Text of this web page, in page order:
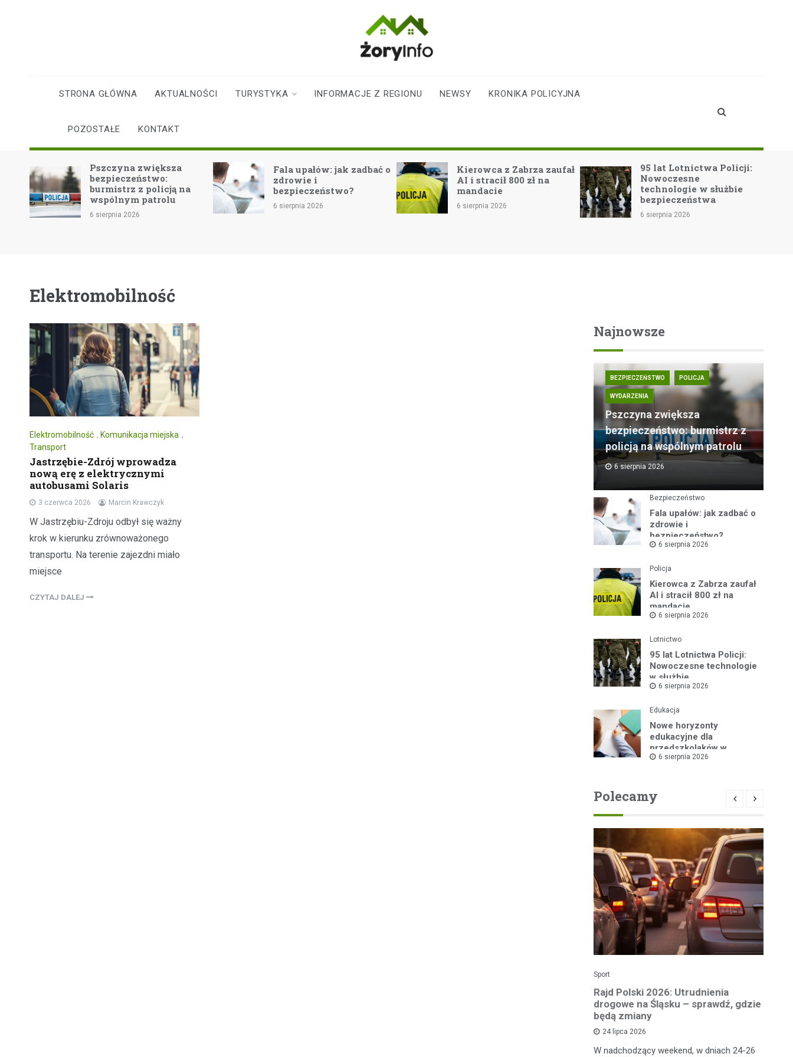
mieszkańców
Żor
STRONA GŁÓWNA AKTUALNOŚCI TURYSTYKA INFORMACJE Z REGIONU NEWSY KRONIKA POLICYJNA
POZOSTAŁE KONTAKT
Pszczyna zwiększa
bezpieczeństwo:
burmistrz z policją na
wspólnym patrolu
6 sierpnia 2026
Fala upałów: jak zadbać o
zdrowie i
bezpieczeństwo?
6 sierpnia 2026
Kierowca z Zabrza zaufał
AI i stracił 800 zł na
mandacie
6 sierpnia 2026
95 lat Lotnictwa Policji:
Nowoczesne
technologie w służbie
bezpieczeństwa
6 sierpnia 2026
Elektromobilność
Elektromobilność , Komunikacja miejska ,
Transport
Jastrzębie-Zdrój wprowadza
nową erę z elektrycznymi
autobusami Solaris
3 czerwca 2026 Marcin Krawczyk
W Jastrzębiu-Zdroju odbył się ważny
krok w kierunku zrównoważonego
transportu. Na terenie zajezdni miało
miejsce
CZYTAJ DALEJ
Najnowsze
BEZPIECZEŃSTWO POLICJA
WYDARZENIA
Pszczyna zwiększa
bezpieczeństwo: burmistrz z
policją na wspólnym patrolu
6 sierpnia 2026
Bezpieczeństwo
Fala upałów: jak zadbać o
zdrowie i
bezpieczeństwo?
6 sierpnia 2026
Policja
Kierowca z Zabrza zaufał
AI i stracił 800 zł na
mandacie
6 sierpnia 2026
Lotnictwo
95 lat Lotnictwa Policji:
Nowoczesne technologie
w służbie
bezpieczeństwa
6 sierpnia 2026
Edukacja
Nowe horyzonty
edukacyjne dla
przedszkolaków w
Publicznym Przedszkolu
6 sierpnia 2026
Polecamy
Sport
Rajd Polski 2026: Utrudnienia
drogowe na Śląsku – sprawdź, gdzie
będą zmiany
24 lipca 2026
W nadchodzący weekend, w dniach 24-26